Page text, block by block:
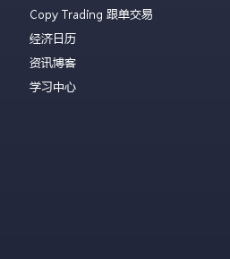
Copy Trading 跟单交易
经济日历
资讯博客
学习中心